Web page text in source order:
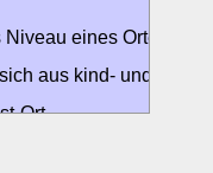
eines Ortes
aus kind- und
Ort.